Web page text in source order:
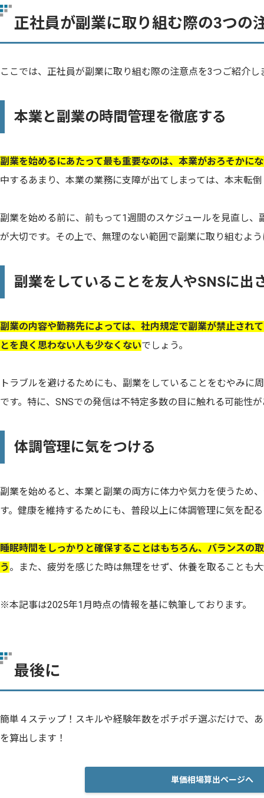
正社員が副業に取り組む際の3つの
ここでは、正社員が副業に取り組む際の注意点を3つご紹介し
本業と副業の時間管理を徹底する
副業を始めるにあたって最も重要なのは、本業がおろそかに
中するあまり、本業の業務に支障が出てしまっては、本末転
副業を始める前に、前もって1週間のスケジュールを見直し
が大切です。その上で、無理のない範囲で副業に取り組むよ
副業をしていることを友人やSNSに出
副業の内容や勤務先によっては、社内規定で副業が禁止され
とを良く思わない人も少なくないでしょう。
トラブルを避けるためにも、副業をしていることをむやみに
です。特に、SNSでの発信は不特定多数の目に触れる可能性
体調管理に気をつける
副業を始めると、本業と副業の両方に体力や気力を使うため
す。健康を維持するためにも、普段以上に体調管理に気を配
睡眠時間をしっかりと確保することはもちろん、バランスの
う 。また、疲労を感じた時は無理をせず、休養を取ることも
※本記事は2025年1月時点の情報を基に執筆しております。
最後に
簡単４ステップ！スキルや経験年数をポチポチ選ぶだけで、
を算出します！
単価相場算出ページへ